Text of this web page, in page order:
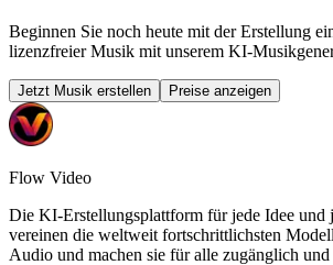
Beginnen Sie noch heute mit der Erstellung
lizenzfreier Musik mit unserem KI-
Jetzt Musik erstellen Preise anzeigen
Flow Video
Die KI-Erstellungsplattform für jede Idee und
vereinen die weltweit fortschrittlichsten
Audio und machen sie für alle zugänglich